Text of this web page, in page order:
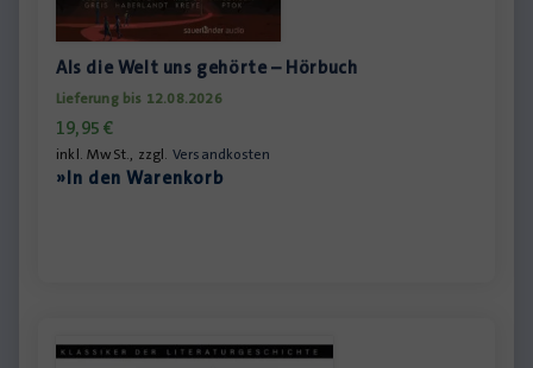
Als die Welt uns gehörte – Hörbuch
Lieferung bis 12.08.2026
19,95€
inkl. MwSt., zzgl. Versandkosten
»In den Warenkorb